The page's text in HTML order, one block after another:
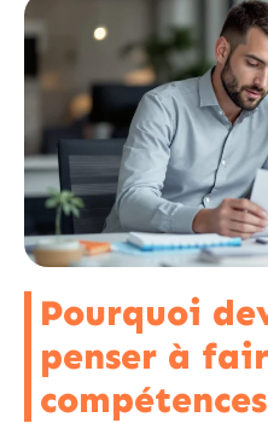
Pourquoi
penser à